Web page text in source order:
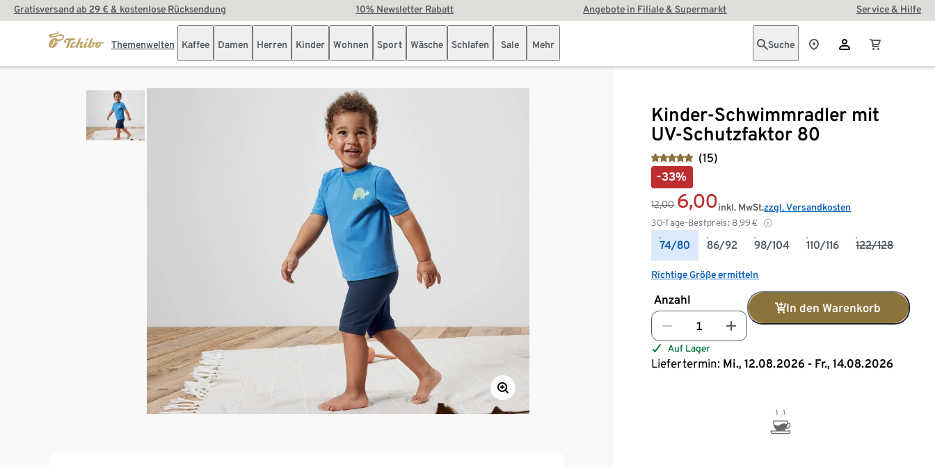
Gratisversand ab 29 € & kostenlose Rücksendung 10% Newsletter Rabatt Angebote in Filiale & Supermarkt Service & Hilfe
Themenwelten Kaffee Damen Herren Kinder Wohnen Sport Wäsche Schlafen Sale Mehr Suche
Kinder-Schwimmradler mit
UV-Schutzfaktor 80
(15)
-33%
12,00 6,00
30-Tage-Bestpreis: 8,99€
inkl. MwSt.zzgl. Versandkosten
74/80 86/92 98/104 110/116 122/128
Richtige Größe ermitteln
Anzahl
In den Warenkorb
Auf Lager
Liefertermin: Mi., 12.08.2026 - Fr., 14.08.2026